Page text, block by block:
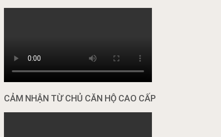
CẢM NHẬN TỪ CHỦ CĂN HỘ CAO CẤP